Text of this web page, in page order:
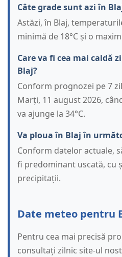
Câte grade sunt azi în
Astăzi, în Blaj,
minimă de 18°C și o
Care va fi cea mai caldă
Blaj?
Conform prognozei pe 7
Marți, 11 august 2026,
va ajunge la 34°C.
Va ploua în Blaj în
Conform datelor actuale,
fi predominant uscată, cu
precipitații.
Date meteo pentru
Pentru cea mai precisă
consultați zilnic site-ul